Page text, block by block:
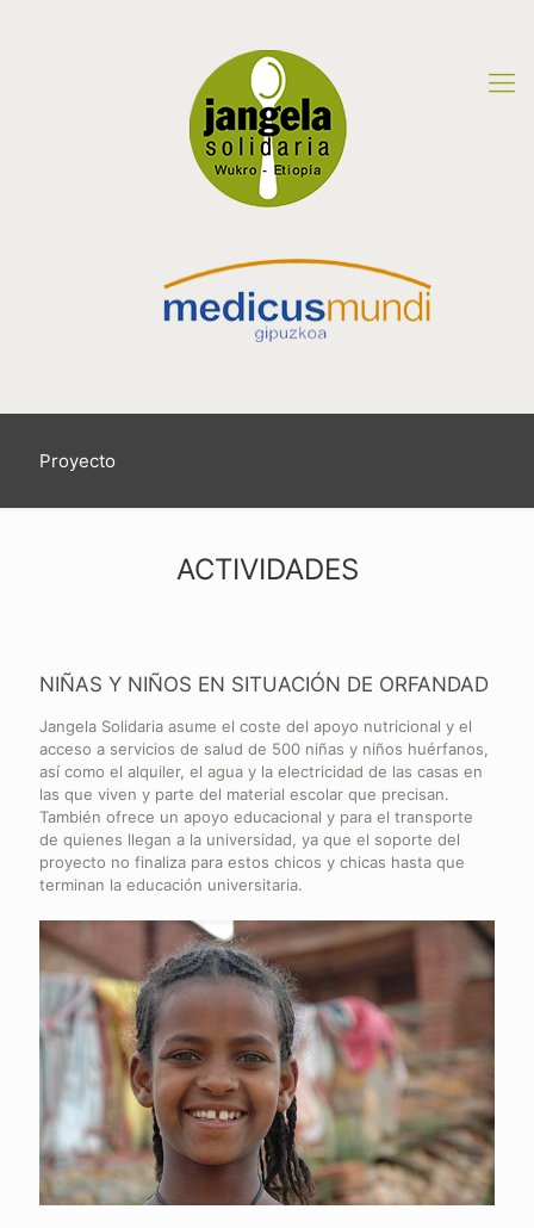
Proyecto
ACTIVIDADES
NIÑAS Y NIÑOS EN SITUACIÓN DE ORFANDAD
Jangela Solidaria asume el coste del apoyo nutricional y el
acceso a servicios de salud de 500 niñas y niños huérfanos,
así como el alquiler, el agua y la electricidad de las casas en
las que viven y parte del material escolar que precisan.
También ofrece un apoyo educacional y para el transporte
de quienes llegan a la universidad, ya que el soporte del
proyecto no finaliza para estos chicos y chicas hasta que
terminan la educación universitaria.